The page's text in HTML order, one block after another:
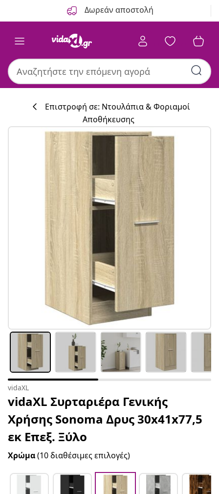
Δωρεάν αποστολή
#sharemevidaxl
Συλλογή
Επιστροφή σε: Ντουλάπια & Φοριαμοί
Αποθήκευσης
vidaXL
vidaXL Συρταριέρα Γενικής
Χρήσης Sonoma Δρυς 30x41x77,5
εκ Επεξ. Ξύλο
Χρώμα(10 διαθέσιμες επιλογές)